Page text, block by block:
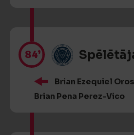
84’
Brian Ezequiel
Brian Pena Perez-Vico